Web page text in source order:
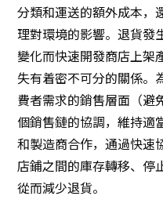
創新
聯絡我們
日本語 ENGLISH
分類和運送的額外成本，
理對環境的影響。退貨發
變化而快速開發商店上架
失有着密不可分的關係。
費者需求的銷售層面（避
個銷售鏈的協調，維持適
和製造商合作，通過快速
店鋪之間的庫存轉移、停
從而減少退貨。